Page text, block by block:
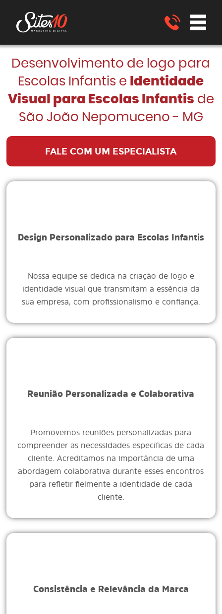
Desenvolvimento de logo para
Escolas Infantis e Identidade
Visual para Escolas Infantis de
São João Nepomuceno - MG
FALE COM UM ESPECIALISTA
Design Personalizado para Escolas Infantis
Nossa equipe se dedica na criação de logo e
identidade visual que transmitam a essência da
sua empresa, com profissionalismo e confiança.
Reunião Personalizada e Colaborativa
Promovemos reuniões personalizadas para
compreender as necessidades específicas de cada
cliente. Acreditamos na importância de uma
abordagem colaborativa durante esses encontros
para refletir fielmente a identidade de cada
cliente.
Consistência e Relevância da Marca